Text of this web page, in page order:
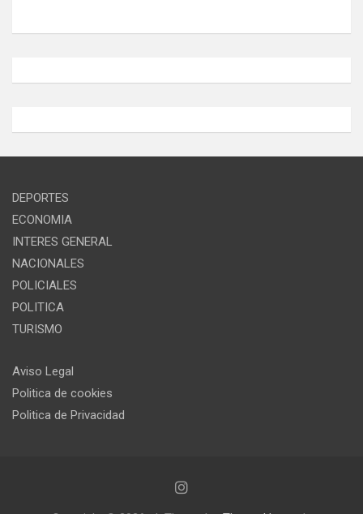
DEPORTES
ECONOMIA
INTERES GENERAL
NACIONALES
POLICIALES
POLITICA
TURISMO
Aviso Legal
Politica de cookies
Politica de Privacidad